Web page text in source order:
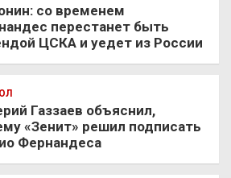
со временем
перестанет быть
ЦСКА и уедет из России
Газзаев объяснил,
«Зенит» решил подписать
Фернандеса